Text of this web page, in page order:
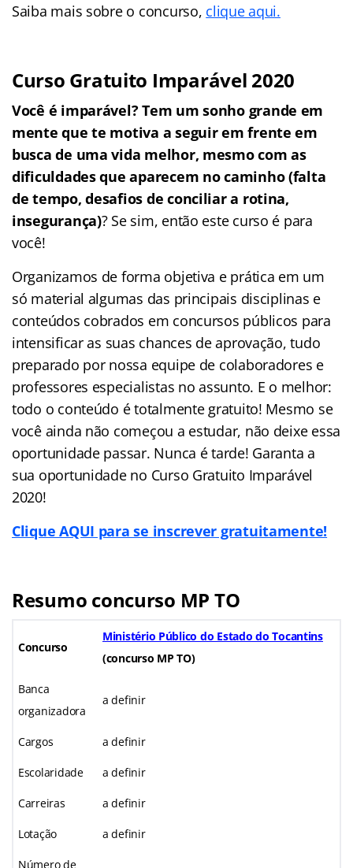
Saiba mais sobre o concurso, clique aqui.
Curso Gratuito Imparável 2020
Você é imparável? Tem um sonho grande em
mente que te motiva a seguir em frente em
busca de uma vida melhor, mesmo com as
dificuldades que aparecem no caminho (falta
de tempo, desafios de conciliar a rotina,
insegurança)? Se sim, então este curso é para
você!
Organizamos de forma objetiva e prática em um
só material algumas das principais disciplinas e
conteúdos cobrados em concursos públicos para
intensificar as suas chances de aprovação, tudo
preparado por nossa equipe de colaboradores e
professores especialistas no assunto. E o melhor:
todo o conteúdo é totalmente gratuito! Mesmo se
você ainda não começou a estudar, não deixe essa
oportunidade passar. Nunca é tarde! Garanta a
sua oportunidade no Curso Gratuito Imparável
2020!
Clique AQUI para se inscrever gratuitamente!
Resumo concurso MP TO
Concurso
Ministério Público do Estado do Tocantins
(concurso MP TO)
Banca
organizadora
a definir
Cargos a definir
Escolaridade a definir
Carreiras a definir
Lotação a definir
Número de